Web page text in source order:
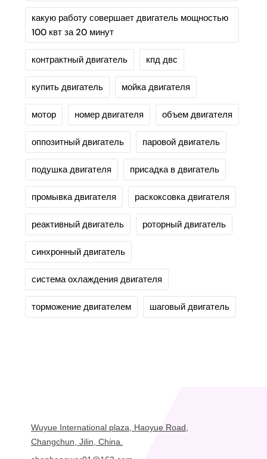
какую работу совершает двигатель мощностью
100 квт за 20 минут
контрактный двигатель кпд двс
купить двигатель мойка двигателя
мотор номер двигателя объем двигателя
оппозитный двигатель паровой двигатель
подушка двигателя присадка в двигатель
промывка двигателя раскоксовка двигателя
реактивный двигатель роторный двигатель
синхронный двигатель
система охлаждения двигателя
торможение двигателем шаговый двигатель
Wuyue International plaza, Haoyue Road,
Changchun, Jilin, China.